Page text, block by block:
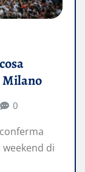
Milano
0
weekend di